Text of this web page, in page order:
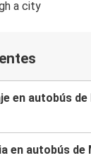
en autobús
en autobús